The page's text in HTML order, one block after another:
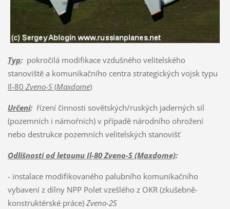
Typ:pokročilá modifikace vzdušného velitelského
stanoviště a komunikačního centra strategických vojsk typu
Il-80 Zveno-S(Maxdome)
Určení:řízení činnosti sovětských/ruských jaderných sil
(pozemních i námořních) v případě národního ohrožení
nebo destrukce pozemních velitelských stanovišť
Odlišnosti od letounu Il-80 Zveno-S (Maxdome):
- instalace modifikovaného palubního komunikačního
vybavení z dílny NPP Polet vzešlého z OKR (zkušebně-
konstruktérské práce) Zveno-2S